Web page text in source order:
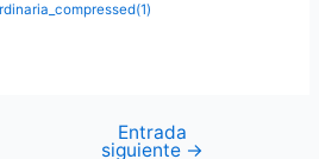
Entrada
siguiente →